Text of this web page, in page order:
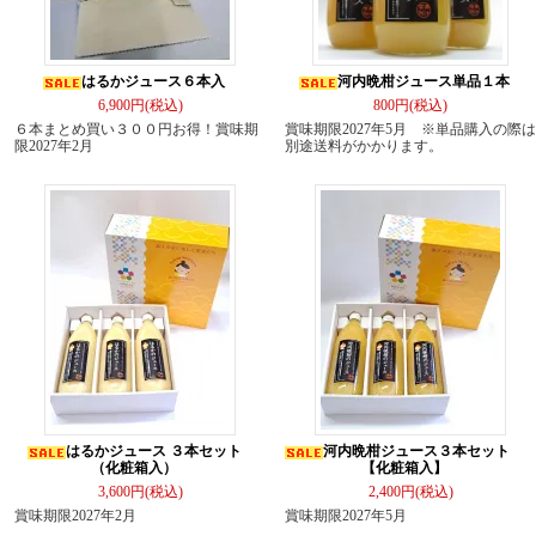
はるかジュース６本入
6,900円(税込)
６本まとめ買い３００円お得！賞味期
限2027年2月
河内晩柑ジュース単品１本
800円(税込)
賞味期限2027年5月 ※単品購入の際は
別途送料がかかります。
はるかジュース ３本セット
（化粧箱入）
3,600円(税込)
賞味期限2027年2月
河内晩柑ジュース３本セット
【化粧箱入】
2,400円(税込)
賞味期限2027年5月